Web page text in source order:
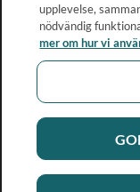
upplevelse,
nödvändig
mer om hur vi